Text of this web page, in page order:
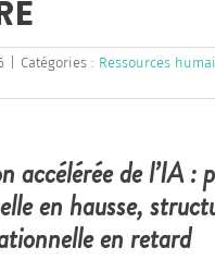
Catégories : Ressources
accélérée de l’IA :
en hausse,
en retard